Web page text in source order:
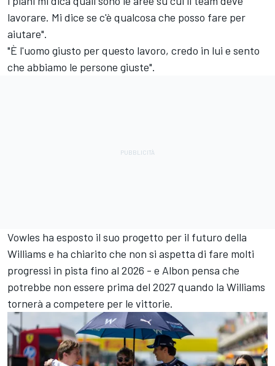
lavorare. Mi dice se c'è qualcosa che posso fare per
aiutare".
"È l'uomo giusto per questo lavoro, credo in lui e sento
che abbiamo le persone giuste".
Vowles ha esposto il suo progetto per il futuro della
Williams e ha chiarito che non si aspetta di fare molti
progressi in pista fino al 2026 - e Albon pensa che
potrebbe non essere prima del 2027 quando la Williams
tornerà a competere per le vittorie.